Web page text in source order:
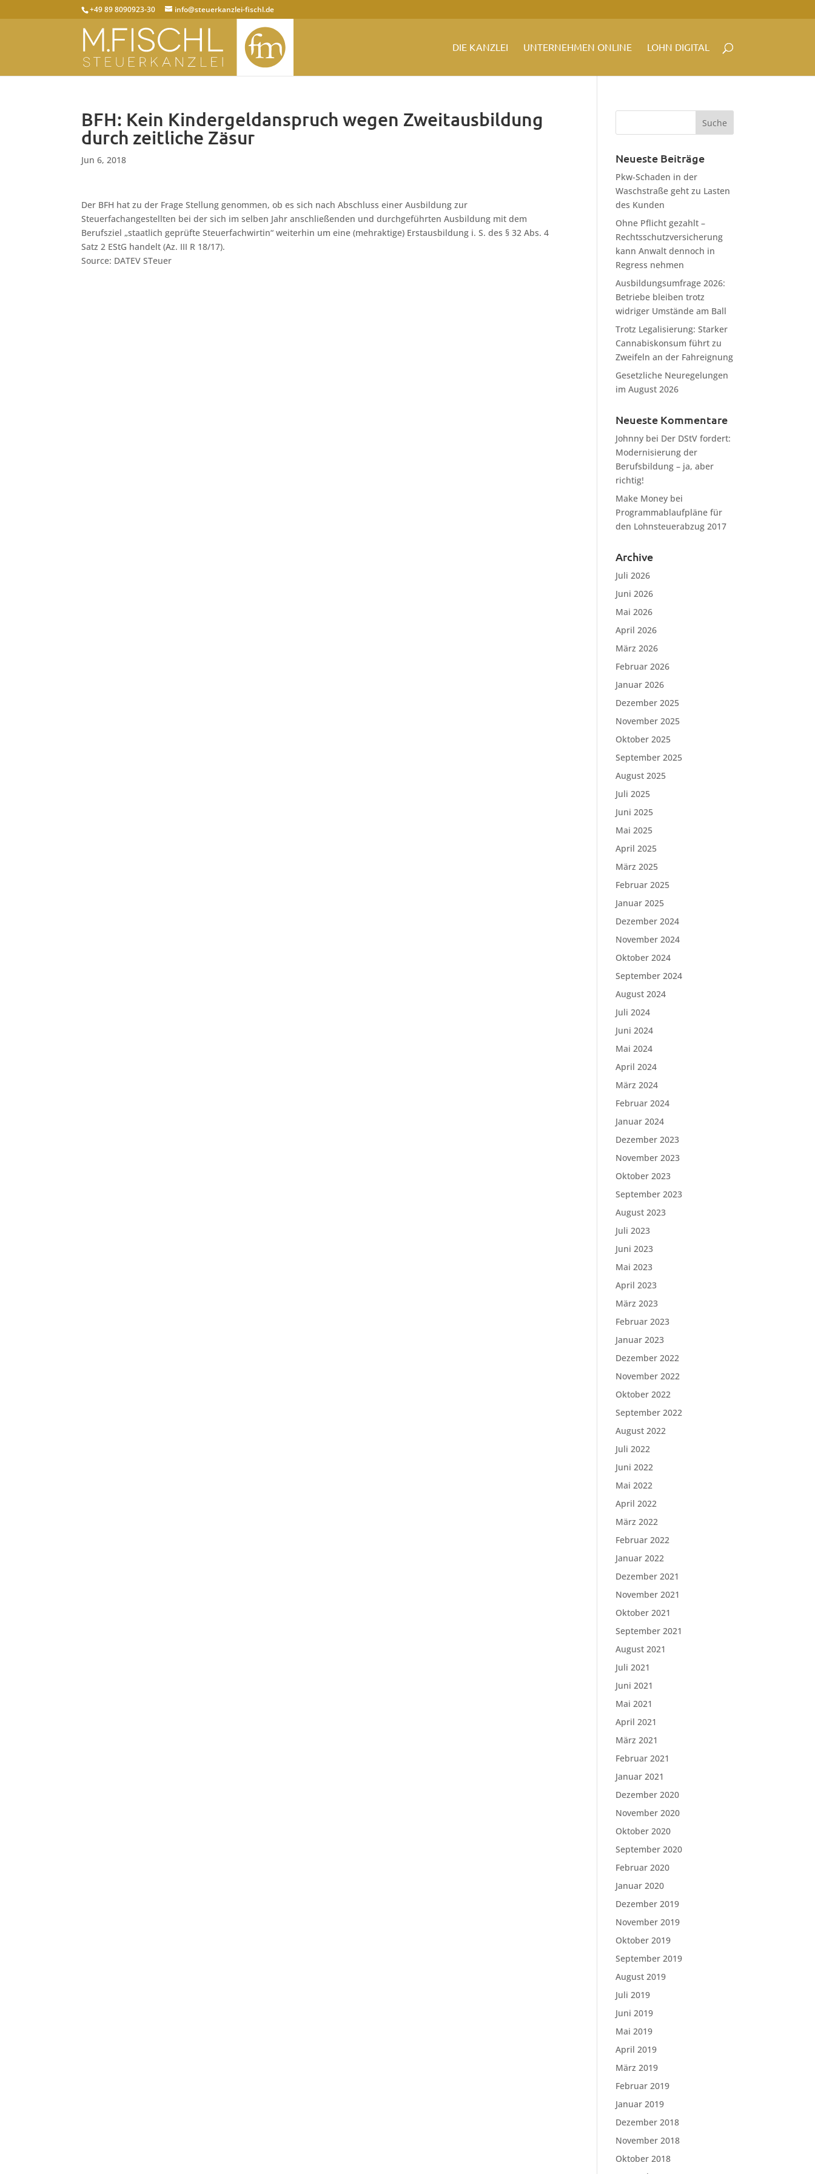
+49 89 8090923-30 info@steuerkanzlei-fischl.de
DIE KANZLEI UNTERNEHMEN ONLINE LOHN DIGITAL
BFH: Kein Kindergeldanspruch wegen Zweitausbildung
durch zeitliche Zäsur
Jun 6, 2018
Der BFH hat zu der Frage Stellung genommen, ob es sich nach Abschluss einer Ausbildung zur
Steuerfachangestellten bei der sich im selben Jahr anschließenden und durchgeführten Ausbildung mit dem
Berufsziel „staatlich geprüfte Steuerfachwirtin“ weiterhin um eine (mehraktige) Erstausbildung i. S. des § 32 Abs. 4
Satz 2 EStG handelt (Az. III R 18/17).
Source: DATEV STeuer
Neueste Beiträge
Pkw-Schaden in der
Waschstraße geht zu Lasten
des Kunden
Ohne Pflicht gezahlt –
Rechtsschutzversicherung
kann Anwalt dennoch in
Regress nehmen
Ausbildungsumfrage 2026:
Betriebe bleiben trotz
widriger Umstände am Ball
Trotz Legalisierung: Starker
Cannabiskonsum führt zu
Zweifeln an der Fahreignung
Gesetzliche Neuregelungen
im August 2026
Neueste Kommentare
Johnny bei Der DStV fordert:
Modernisierung der
Berufsbildung – ja, aber
richtig!
Make Money bei
Programmablaufpläne für
den Lohnsteuerabzug 2017
Archive
Juli 2026
Juni 2026
Mai 2026
April 2026
März 2026
Februar 2026
Januar 2026
Dezember 2025
November 2025
Oktober 2025
September 2025
August 2025
Juli 2025
Juni 2025
Mai 2025
April 2025
März 2025
Februar 2025
Januar 2025
Dezember 2024
November 2024
Oktober 2024
September 2024
August 2024
Juli 2024
Juni 2024
Mai 2024
April 2024
März 2024
Februar 2024
Januar 2024
Dezember 2023
November 2023
Oktober 2023
September 2023
August 2023
Juli 2023
Juni 2023
Mai 2023
April 2023
März 2023
Februar 2023
Januar 2023
Dezember 2022
November 2022
Oktober 2022
September 2022
August 2022
Juli 2022
Juni 2022
Mai 2022
April 2022
März 2022
Februar 2022
Januar 2022
Dezember 2021
November 2021
Oktober 2021
September 2021
August 2021
Juli 2021
Juni 2021
Mai 2021
April 2021
März 2021
Februar 2021
Januar 2021
Dezember 2020
November 2020
Oktober 2020
September 2020
Februar 2020
Januar 2020
Dezember 2019
November 2019
Oktober 2019
September 2019
August 2019
Juli 2019
Juni 2019
Mai 2019
April 2019
März 2019
Februar 2019
Januar 2019
Dezember 2018
November 2018
Oktober 2018